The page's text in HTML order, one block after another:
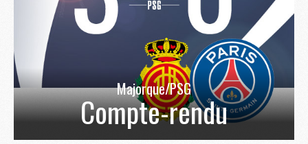
Majorque/PSG
Compte-rendu